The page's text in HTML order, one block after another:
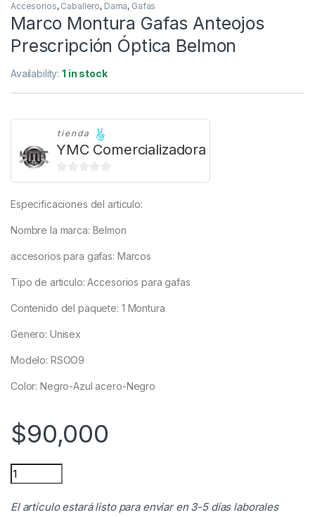
Accesorios, Caballero, Dama, Gafas
Marco Montura Gafas Anteojos
Prescripción Óptica Belmon
Availability:1 in stock
tienda
YMC Comercializadora
0
5
Especificaciones del articulo:
Nombre la marca: Belmon
accesorios para gafas: Marcos
Tipo de articulo: Accesorios para gafas
Contenido del paquete: 1 Montura
Genero: Unisex
Modelo: RSOO9
Color: Negro-Azul acero-Negro
$90,000
Marco Montura Gafas Anteojos Prescripción Óptica Belmon
El artículo estará listo para enviar en 3-5 días laborales